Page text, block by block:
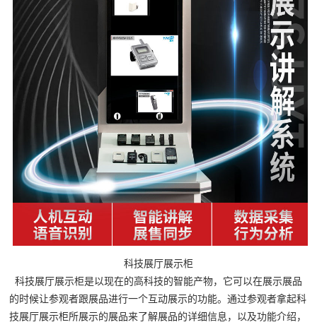
科技展厅展示柜
科技展厅展示柜是以现在的高科技的智能产物，它可以在展示展品
的时候让参观者跟展品进行一个互动展示的功能。通过参观者拿起科
技展厅展示柜所展示的展品来了解展品的详细信息，以及功能介绍，